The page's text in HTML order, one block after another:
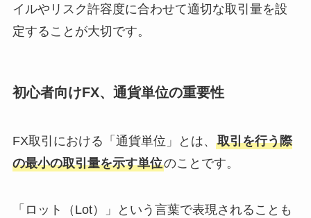
イルやリスク許容度に合わせて適切な取引量を設
定することが大切です。
初心者向けFX、通貨単位の重要性
FX取引における「通貨単位」とは、 取引を行う際
の最小の取引量を示す単位のことです。
「ロット（Lot）」という言葉で表現されることも